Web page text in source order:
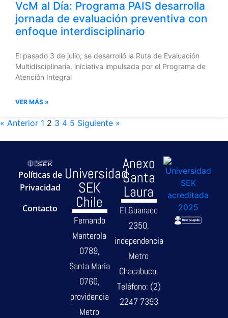
VcM al Día: Programa PAIS desarrolla
jornada de evaluación preventiva con
enfoque interdisciplinario
El pasado 3 de julio, se desarrolló la Ruta de Evaluación
Multidisciplinaria, iniciativa impulsada por el Programa de
Atención Integral
VER MÁS »
« Anterior 1 2 3 4 5 Siguiente »
Políticas de
Privacidad
Contacto
Universidad
SEK
Chile
Fernando
Manterola
0789,
Santa María
0760,
providencia
Metro
Anexo
Santa
Laura
El Guanaco
2350,
independencia
Metro
Chacabuco.
Teléfono: (2)
2247 7393